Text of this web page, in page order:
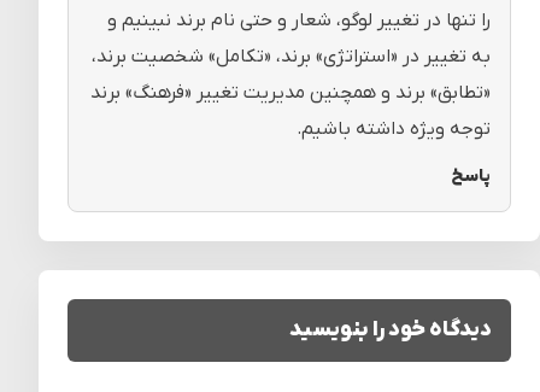
را تنها در تغییر لوگو، شعار و حتی نام برند نبینیم و
به تغییر در «استراتژی» برند، «تکامل» شخصیت برند،
«تطابق» برند و همچنین مدیریت تغییر «فرهنگ» برند
توجه ویژه داشته باشیم.
پاسخ
دیدگاه خود را بنویسید